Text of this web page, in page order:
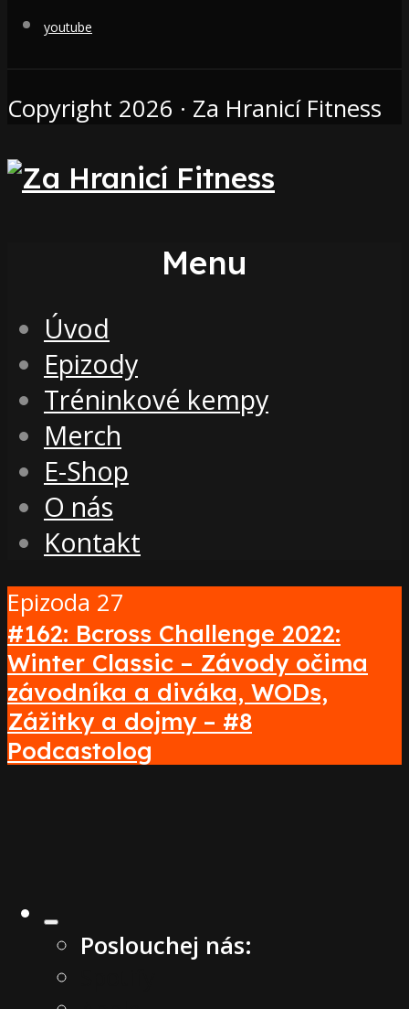
youtube
Copyright 2026 · Za Hranicí Fitness
Menu
Úvod
Epizody
Tréninkové kempy
Merch
E-Shop
O nás
Kontakt
Epizoda 27
#162: Bcross Challenge 2022:
Winter Classic – Závody očima
závodníka a diváka, WODs,
Zážitky a dojmy – #8
Podcastolog
Poslouchej nás: